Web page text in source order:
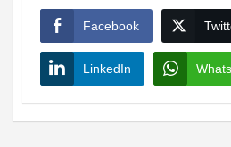
Facebook
LinkedIn